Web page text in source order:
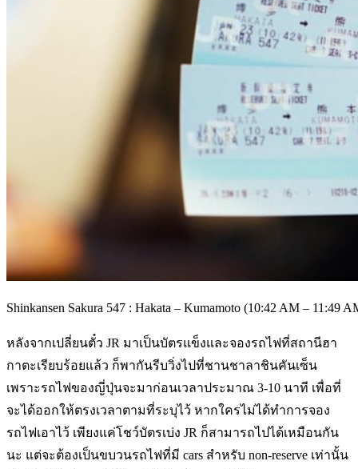
Shinkansen Sakura 547 : Hakata – Kumamoto (10:42 AM – 11:49
หลังจากเปลี่ยนตั๋ว JR มาเป็นบัตรแข็งและจองรถไฟที่สถานีฮา
กาตะเรียบร้อยแล้ว ก็พากันรีบวิ่งไปที่ชานชาลาชินคันเซ็น
เพราะรถไฟของญี่ปุ่นจะมาก่อนเวลาประมาณ 3-10 นาที เพื่อที่
จะได้ออกให้ตรงเวลาตามที่ระบุไว้ หากใครไม่ได้ทำการจอง
รถไฟเอาไว้ เพียงแค่โชว์บัตรเบ่ง JR ก็สามารถไปได้เหมือนกัน
นะ แต่จะต้องเป็นขบวนรถไฟที่มี cars สำหรับ non-reserve เท่านั้น